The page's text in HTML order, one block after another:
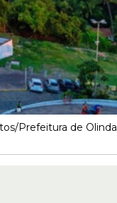
Prefeitura de Olinda